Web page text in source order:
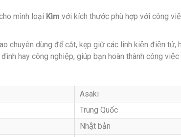
mình loại Kìm với kích thước phù hợp với công
chuyên dùng để cắt, kẹp giữ các linh kiện điện
hay công nghiệp, giúp bạn hoàn thành công việc
Asaki
Trung Quốc
Nhật bản